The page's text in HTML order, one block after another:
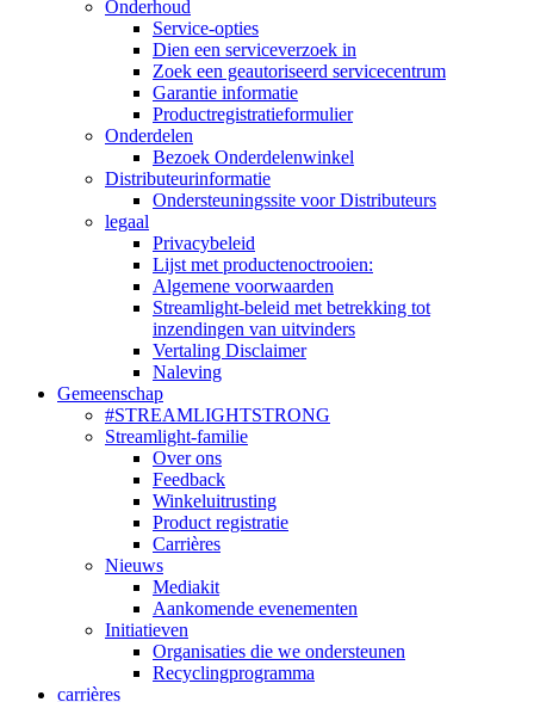
Onderhoud
Service-opties
Dien een serviceverzoek in
Zoek een geautoriseerd servicecentrum
Garantie informatie
Productregistratieformulier
Onderdelen
Bezoek Onderdelenwinkel
Distributeurinformatie
Ondersteuningssite voor Distributeurs
legaal
Privacybeleid
Lijst met productenoctrooien:
Algemene voorwaarden
Streamlight-beleid met betrekking tot
inzendingen van uitvinders
Vertaling Disclaimer
Naleving
Gemeenschap
#STREAMLIGHTSTRONG
Streamlight-familie
Over ons
Feedback
Winkeluitrusting
Product registratie
Carrières
Nieuws
Mediakit
Aankomende evenementen
Initiatieven
Organisaties die we ondersteunen
Recyclingprogramma
carrières